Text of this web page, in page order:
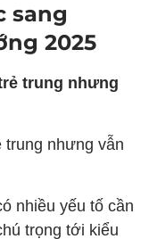
sang
2025
trung nhưng
trung nhưng vẫn
nhiều yếu tố cần
trọng tới kiểu